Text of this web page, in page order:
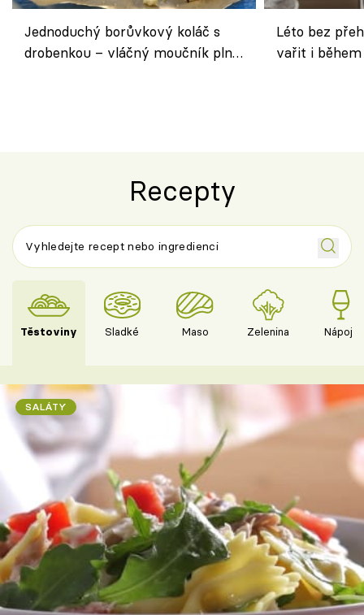
Jednoduchý borůvkový koláč s
drobenkou – vláčný moučník plný
Léto bez
vařit i
Recepty
Těstoviny Sladké Maso Zelenina Nápoje
SALÁTY